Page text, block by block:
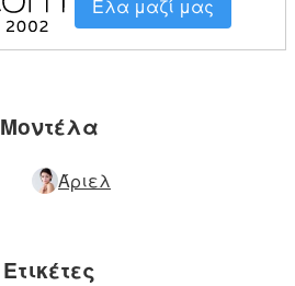
Ελα μαζί μας
Μοντέλα
Άριελ
Ετικέτες